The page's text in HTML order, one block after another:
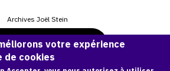
Archives Joël Stein
d'information
votre expérience
de cookies